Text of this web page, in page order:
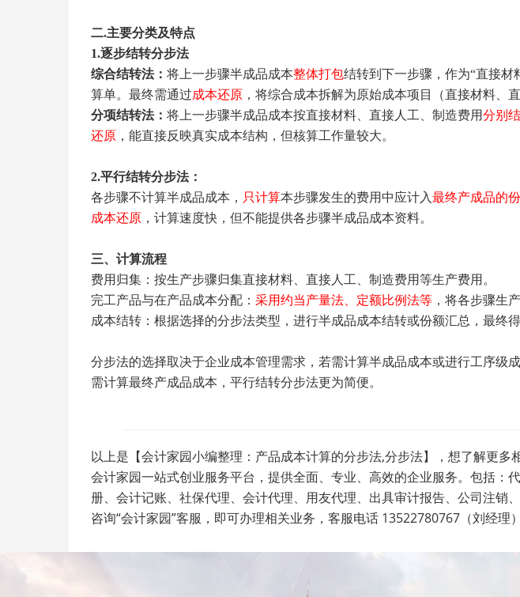
二.主要分类及特点
1.逐步结转分步法
综合结转法： 将上一步骤半成品成本整体打包结转到下一步骤，作为“直接材
算单。最终需通过成本还原 ，将综合成本拆解为原始成本项目（直接材料、
分项结转法： 将上一步骤半成品成本按直接材料、直接人工、制造费用分别
还原 ，能直接反映真实成本结构，但核算工作量较大。
2.平行结转分步法：
各步骤不计算半成品成本， 只计算本步骤发生的费用中应计入最终产成品的
成本还原 ，计算速度快，但不能提供各步骤半成品成本资料。
三、计算流程
费用归集：按生产步骤归集直接材料、直接人工、制造费用等生产费用。
完工产品与在产品成本分配： 采用约当产量法、定额比例法等 ，将各步骤生
成本结转：根据选择的分步法类型，进行半成品成本结转或份额汇总，最终得
分步法的选择取决于企业成本管理需求，若需计算半成品成本或进行工序级
需计算最终产成品成本，平行结转分步法更为简便。
以上是【会计家园小编整理：产品成本计算的分步法,分步法】，想了解更多
会计家园一站式创业服务平台，提供全面、专业、高效的企业服务。包括：
册、会计记账、社保代理、会计代理、用友代理、出具审计报告、公司注销
咨询“会计家园”客服，即可办理相关业务，客服电话 13522780767（刘经理）